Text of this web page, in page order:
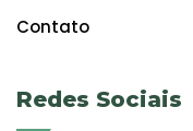
Contato
Redes Sociais